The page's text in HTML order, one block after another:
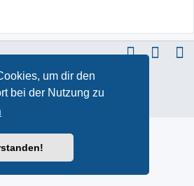
um dir den
bei der Nutzung zu
Style byIan Bradley
® Forum Software © phpBB Limited
Übersetzung durchphpBB.de